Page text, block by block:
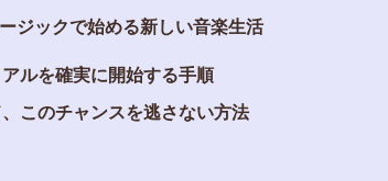
ジックで始める新しい音楽生活
ルを確実に開始する手順
このチャンスを逃さない方法